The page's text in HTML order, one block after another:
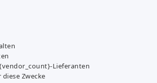
Lieferanten
Zwecke